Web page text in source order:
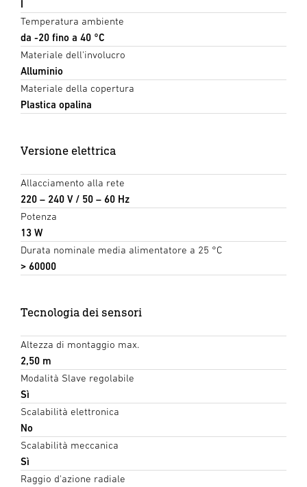
I
Temperatura ambiente
da -20 fino a 40 °C
Materiale dell'involucro
Alluminio
Materiale della copertura
Plastica opalina
Versione elettrica
Allacciamento alla rete
220 – 240 V / 50 – 60 Hz
Potenza
13 W
Durata nominale media alimentatore a 25 °C
> 60000
Tecnologia dei sensori
Altezza di montaggio max.
2,50 m
Modalità Slave regolabile
Sì
Scalabilità elettronica
No
Scalabilità meccanica
Sì
Raggio d'azione radiale